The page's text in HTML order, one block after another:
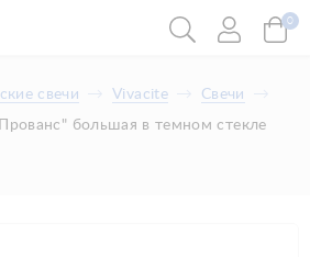
0
свечи Vivacite
Свечи
большая в темном стекле